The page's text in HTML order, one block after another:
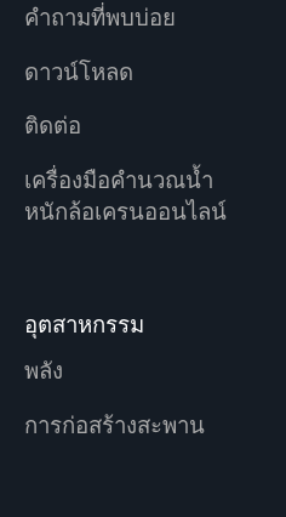
คำถามที่พบบ่อย
ดาวน์โหลด
ติดต่อ
เครื่องมือคำนวณน้ำ
หนักล้อเครนออนไลน์
อุตสาหกรรม
พลัง
การก่อสร้างสะพาน